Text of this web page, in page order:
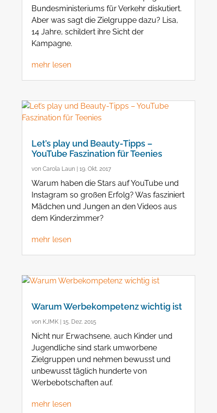
Bundesministeriums für Verkehr diskutiert.
Aber was sagt die Zielgruppe dazu? Lisa,
14 Jahre, schildert ihre Sicht der
Kampagne.
mehr lesen
Let’s play und Beauty-Tipps –
YouTube Faszination für Teenies
von Carola Laun| 19. Okt. 2017
Warum haben die Stars auf YouTube und
Instagram so großen Erfolg? Was fasziniert
Mädchen und Jungen an den Videos aus
dem Kinderzimmer?
mehr lesen
Warum Werbekompetenz wichtig ist
von KJMK| 15. Dez. 2015
Nicht nur Erwachsene, auch Kinder und
Jugendliche sind stark umworbene
Zielgruppen und nehmen bewusst und
unbewusst täglich hunderte von
Werbebotschaften auf.
mehr lesen